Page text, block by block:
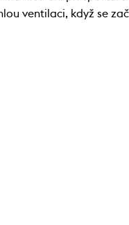
ventilaci, když se